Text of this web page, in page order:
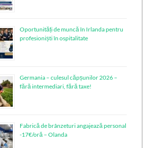
Oportunități de muncă în Irlanda pentru
profesioniști în ospitalitate
Germania – culesul căpșunilor 2026 –
fără intermediari, fără taxe!
Fabrică de brânzeturi angajează personal
-17€/oră – Olanda